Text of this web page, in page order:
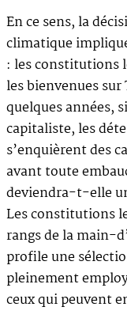
En ce sens, la
climatique
: les constitutions
les bienvenues
quelques années,
capitaliste, les
s’enquièrent des
avant toute
deviendra-t-elle
Les constitutions
rangs de la main-
profile une
pleinement
ceux qui peuvent